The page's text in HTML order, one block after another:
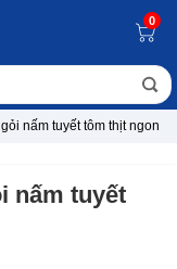
0
nấm tuyết tôm thịt ngon
nấm tuyết